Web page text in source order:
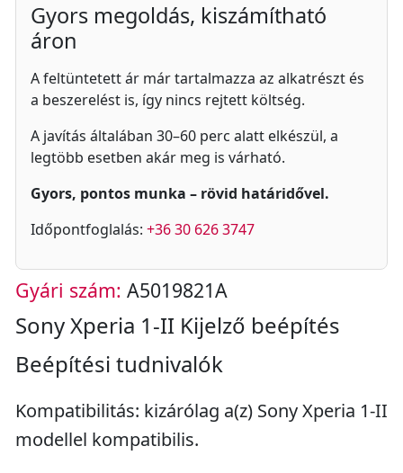
Gyors megoldás, kiszámítható
áron
A feltüntetett ár már tartalmazza az alkatrészt és
a beszerelést is, így nincs rejtett költség.
A javítás általában 30–60 perc alatt elkészül, a
legtöbb esetben akár meg is várható.
Gyors, pontos munka – rövid határidővel.
Időpontfoglalás: +36 30 626 3747
Gyári szám: A5019821A
Sony Xperia 1-II Kijelző beépítés
Beépítési tudnivalók
Kompatibilitás: kizárólag a(z) Sony Xperia 1-II
modellel kompatibilis.